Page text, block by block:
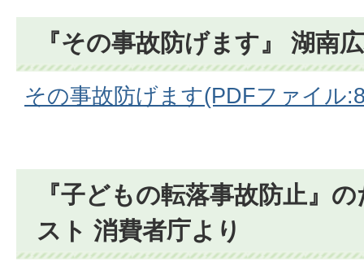
『その事故防げます』 湖南
その事故防げます(PDFファイル
『子どもの転落事故防止』
スト 消費者庁より